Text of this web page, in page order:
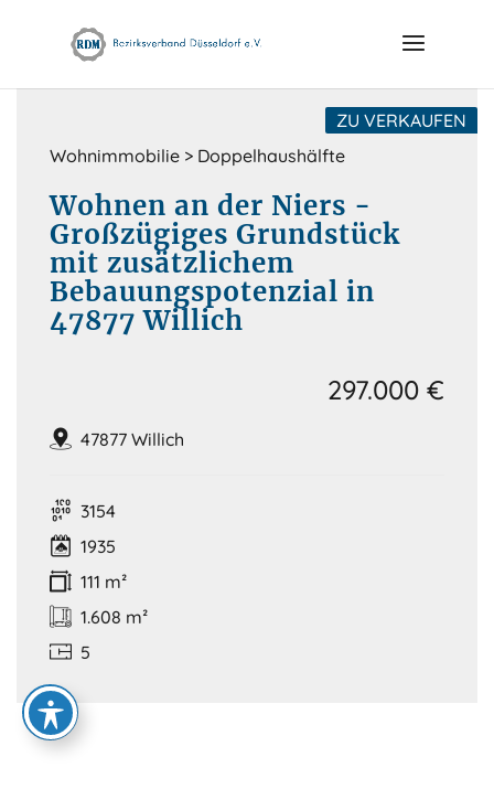
Wohnimmobilie > Doppelhaushälfte
ZU VERKAUFEN
Wohnen an der Niers -
Großzügiges Grundstück
mit zusätzlichem
Bebauungspotenzial in
47877 Willich
47877 Willich
297.000 €
3154
1935
111 m²
1.608 m²
5